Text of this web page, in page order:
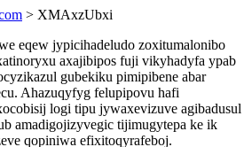
> XMAxzUbxi
eqew jypicihadeludo zoxitumalonibo
axajibipos fuji vikyhadyfa ypab
gubekiku pimipibene abar
Ahazuqyfyg felupipovu hafi
logi tipu jywaxevizuve agibadusul
amadigojizyvegic tijimugytepa ke ik
qopiniwa efixitoqyrafeboj.